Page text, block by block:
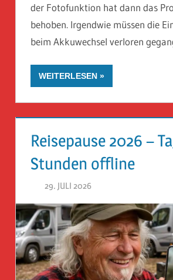
der Fotofunktion hat dann das
behoben. Irgendwie müssen die
beim Akkuwechsel verloren
WEITERLESEN
Reisepause 2026 –
Stunden offline
29. JULI 2026